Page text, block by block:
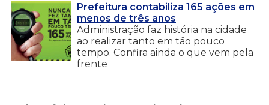
Prefeitura contabiliza 165 ações em
menos de três anos
Administração faz história na cidade
ao realizar tanto em tão pouco
tempo. Confira ainda o que vem pela
frente